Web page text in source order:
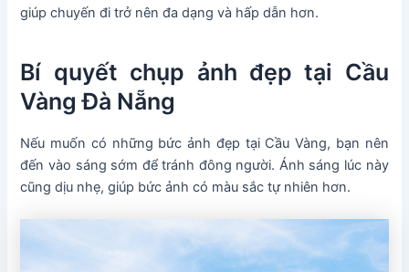
giúp chuyến đi trở nên đa dạng và hấp dẫn hơn.
Bí quyết chụp ảnh đẹp tại Cầu
Vàng Đà Nẵng
Nếu muốn có những bức ảnh đẹp tại Cầu Vàng, bạn nên
đến vào sáng sớm để tránh đông người. Ánh sáng lúc này
cũng dịu nhẹ, giúp bức ảnh có màu sắc tự nhiên hơn.